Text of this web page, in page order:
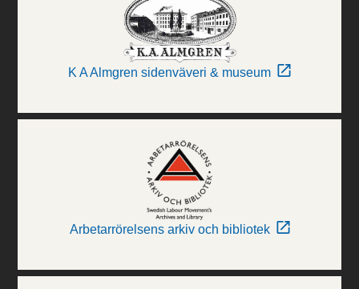
K A Almgren sidenväveri & museum
Arbetarrörelsens arkiv och bibliotek